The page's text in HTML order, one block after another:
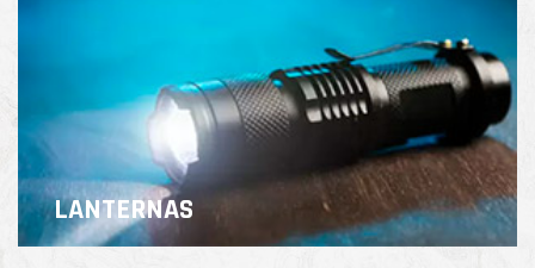
LANTERNAS